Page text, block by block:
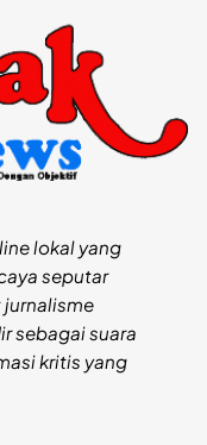
lokal yang
seputar
jurnalisme
sebagai suara
kritis yang